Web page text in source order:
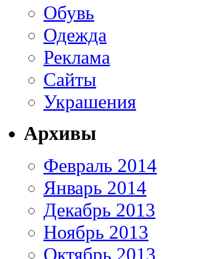
Обувь
Одежда
Реклама
Сайты
Украшения
Архивы
Февраль 2014
Январь 2014
Декабрь 2013
Ноябрь 2013
Октябрь 2013